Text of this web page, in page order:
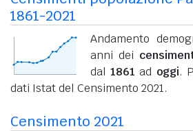
1861-2021
Andamento
anni dei
dal1861 ad oggi.
dati Istat del Censimento 2021.
Censimento 2021